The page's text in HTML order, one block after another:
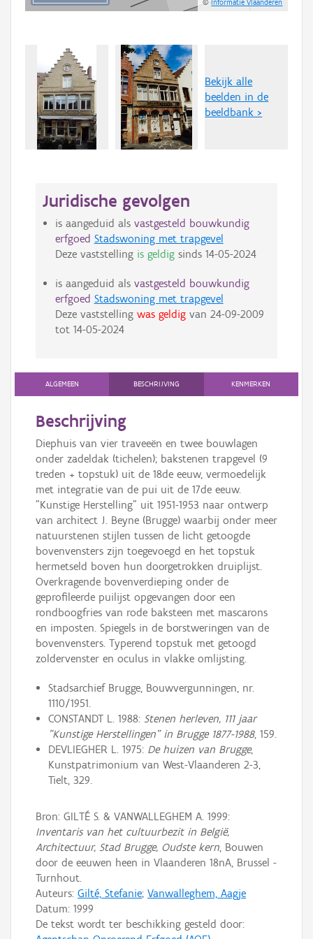
©Informatie Vlaanderen
Bekijk alle
beelden in de
beeldbank >
Juridische gevolgen
is aangeduid als vastgesteld bouwkundig
erfgoed Stadswoning met trapgevel
Deze vaststelling is geldigsinds 14-05-2024
is aangeduid als vastgesteld bouwkundig
erfgoed Stadswoning met trapgevel
Deze vaststelling was geldigvan 24-09-2009
tot 14-05-2024
ALGEMEEN BESCHRIJVING KENMERKEN
Beschrijving
Diephuis van vier traveeën en twee bouwlagen
onder zadeldak (tichelen); bakstenen trapgevel (9
treden + topstuk) uit de 18de eeuw, vermoedelijk
met integratie van de pui uit de 17de eeuw.
"Kunstige Herstelling" uit 1951-1953 naar ontwerp
van architect J. Beyne (Brugge) waarbij onder meer
natuurstenen stijlen tussen de licht getoogde
bovenvensters zijn toegevoegd en het topstuk
hermetseld boven hun doorgetrokken druiplijst.
Overkragende bovenverdieping onder de
geprofileerde puilijst opgevangen door een
rondboogfries van rode baksteen met mascarons
en imposten. Spiegels in de borstweringen van de
bovenvensters. Typerend topstuk met getoogd
zoldervenster en oculus in vlakke omlijsting.
Stadsarchief Brugge, Bouwvergunningen, nr.
1110/1951.
CONSTANDT L. 1988: Stenen herleven, 111 jaar
"Kunstige Herstellingen" in Brugge 1877-1988, 159.
DEVLIEGHER L. 1975: De huizen van Brugge,
Kunstpatrimonium van West-Vlaanderen 2-3,
Tielt, 329.
Bron: GILTÉ S. & VANWALLEGHEM A. 1999:
Inventaris van het cultuurbezit in België,
Architectuur, Stad Brugge, Oudste kern, Bouwen
door de eeuwen heen in Vlaanderen 18nA, Brussel -
Turnhout.
Auteurs: Gilté, Stefanie; Vanwalleghem, Aagje
Datum: 1999
De tekst wordt ter beschikking gesteld door: